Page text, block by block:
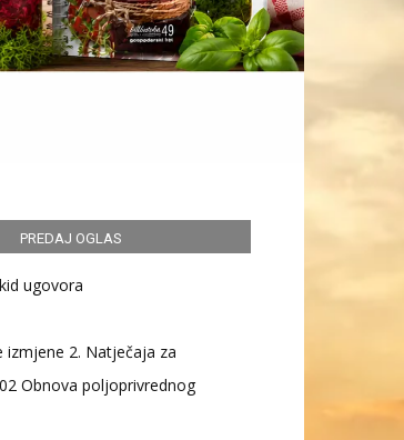
PREDAJ OGLAS
ugovora
izmjene 2. Natječaja za
Obnova poljoprivrednog